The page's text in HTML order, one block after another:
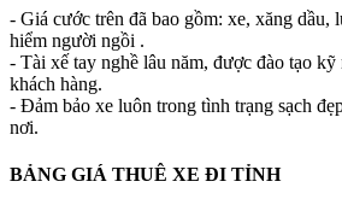
- Giá cước trên đã bao gồm: xe, xăng dầu,
hiểm người ngồi .
- Tài xế tay nghề lâu năm, được đào tạo
khách hàng.
- Đảm bảo xe luôn trong tình trạng sạch
nơi.
BẢNG GIÁ THUÊ XE ĐI TỈNH